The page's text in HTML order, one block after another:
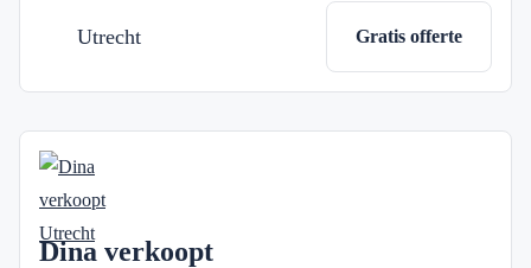
Utrecht Gratis offerte
Dina verkoopt